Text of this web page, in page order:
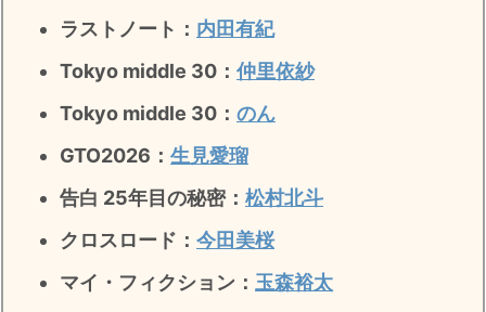
ラストノート ： 内田有紀
Tokyo middle 30： 仲里依紗
Tokyo middle 30： のん
GTO2026： 生見愛瑠
告白 25年目の秘密： 松村北斗
クロスロード： 今田美桜
マイ・フィクション： 玉森裕太